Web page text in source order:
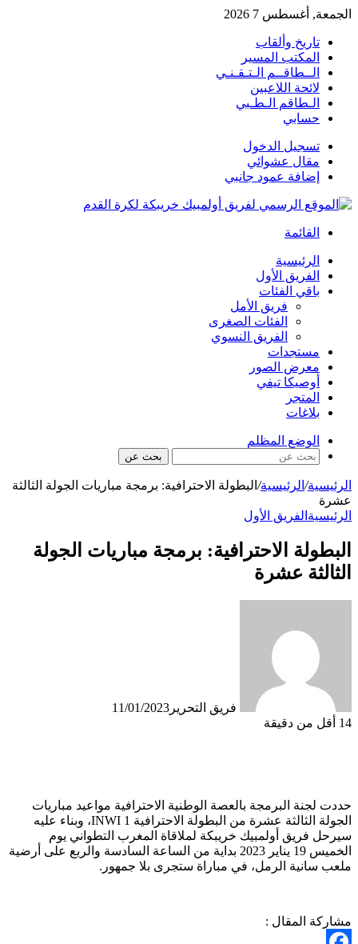
الجمعة, أغسطس 7 2026
تاريخ وألقاب
المكتب المسير
الــطاقــم الـتـقـنـي
لائحة اللاعبين
الـطاقم الـطـبي
حسابي
تسجيل الدخول
مقال عشوائي
إضافة عمود جانبي
القائمة
الرئيسية
الفريق الأول
باقي الفئات
فريق الأمل
الفئات الصغرى
الفريق النسوي
مستجدات
معرض الصور
أوصيكا تيفي
المتجر
بلاغات
الوضع المظلم
بحث عن
الرئيسية/ الرئيسية/ البطولة الاحترافية: برمجة مباريات الجولة الثالثة
عشرة
الرئيسية الفريق الأول
البطولة الاحترافية: برمجة مباريات الجولة
الثالثة عشرة
فريق التحرير 11/01/2023
14 أقل من دقيقة
حددت لجنة البرمجة بالعصة الوطنية الاحترافية مواعيد مباريات
الجولة الثالثة عشرة من البطولة الاحترافية INWI 1، وبناء عليه
سيرحل فريق أولمبيك خريبكة لملاقاة المغرب التطواني يوم
الخميس 19 يناير 2023 بداية من الساعة السادسة والربع على أرضية
ملعب سانية الرمل، في مباراة ستجرى بلا جمهور.
مشاركة المقال :